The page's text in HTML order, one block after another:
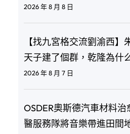
2026 年 8 月 8 日
【找九宮格交流劉渝西】
天子建了個群，乾隆為什
2026 年 8 月 7 日
OSDER奧斯德汽車材料
醫服務隊將音樂帶進田間